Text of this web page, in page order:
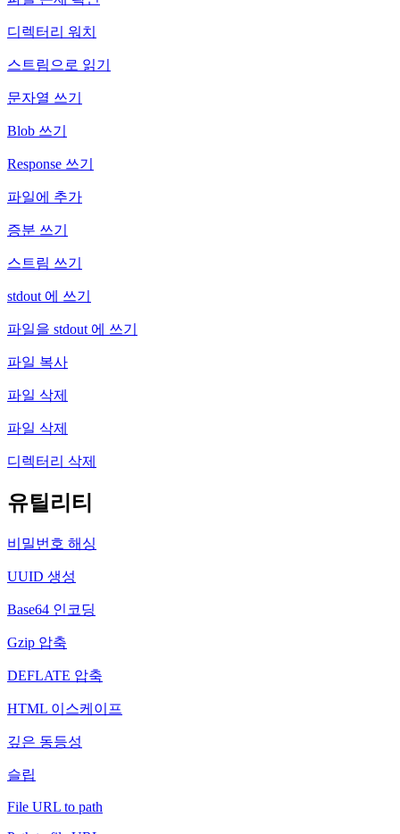
디렉터리 워치
스트림으로 읽기
문자열 쓰기
Blob 쓰기
Response 쓰기
파일에 추가
증분 쓰기
스트림 쓰기
stdout 에 쓰기
파일을 stdout 에 쓰기
파일 복사
파일 삭제
파일 삭제
디렉터리 삭제
유틸리티
비밀번호 해싱
UUID 생성
Base64 인코딩
Gzip 압축
DEFLATE 압축
HTML 이스케이프
깊은 동등성
슬립
File URL to path